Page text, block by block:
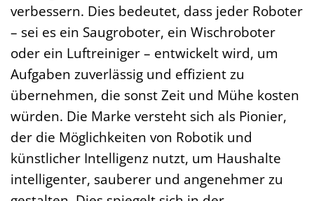
verbessern. Dies bedeutet, dass jeder Roboter
– sei es ein Saugroboter, ein Wischroboter
oder ein Luftreiniger – entwickelt wird, um
Aufgaben zuverlässig und effizient zu
übernehmen, die sonst Zeit und Mühe kosten
würden. Die Marke versteht sich als Pionier,
der die Möglichkeiten von Robotik und
künstlicher Intelligenz nutzt, um Haushalte
intelligenter, sauberer und angenehmer zu